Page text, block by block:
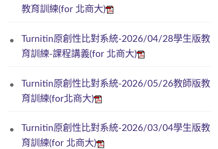
教育訓練(for 北商大)
Turnitin原創性比對系統-2026/04/28學生版教
育訓練-課程講義(for 北商大)
Turnitin原創性比對系統-2026/05/26教師版教
育訓練(for北商大)
Turnitin原創性比對系統-2026/03/04學生版教
育訓練(for 北商大)